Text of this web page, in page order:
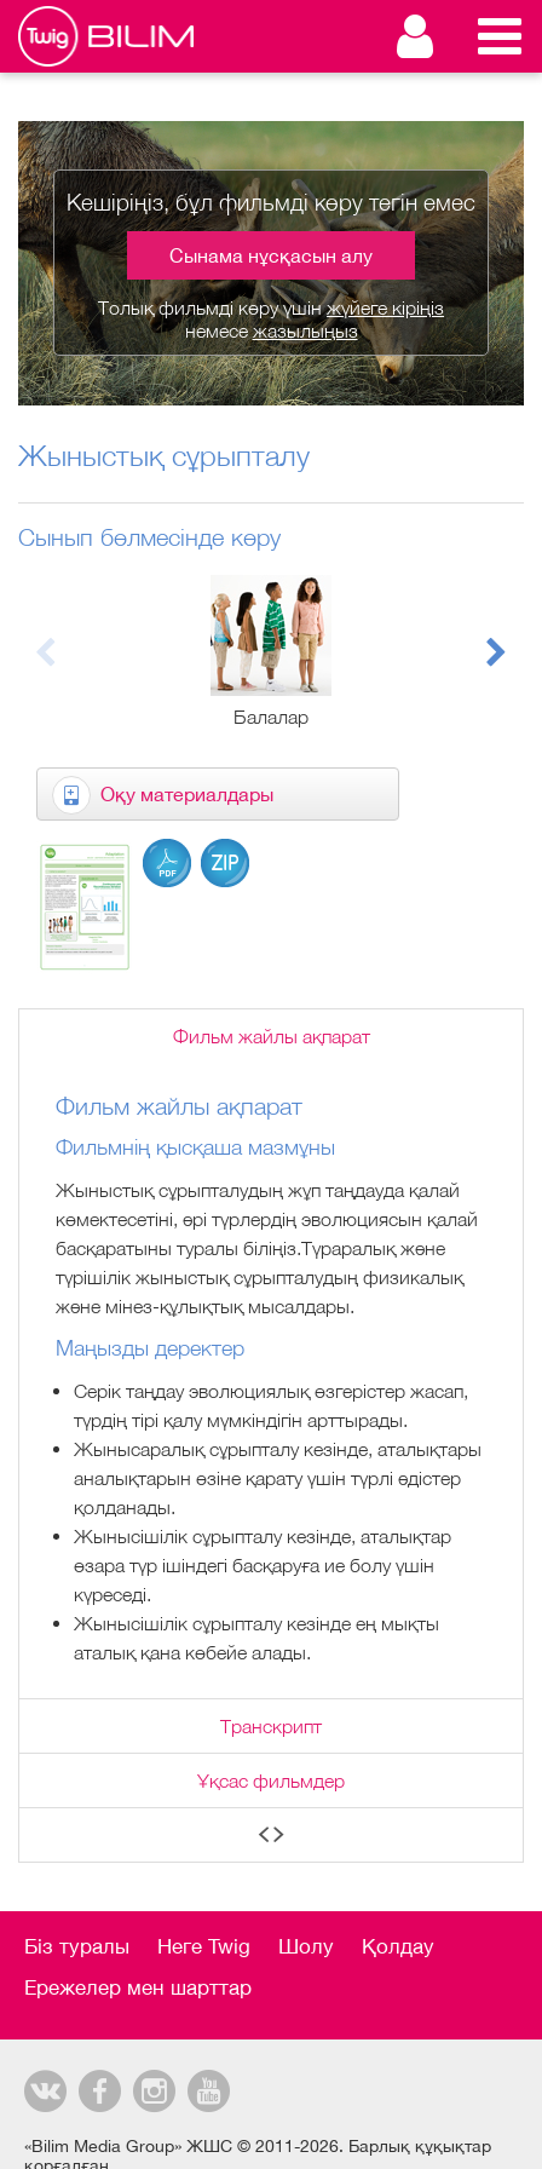
Кешіріңіз, бұл фильмді көру тегін емес
Сынама нұсқасын алу
Толық фильмді көру үшінжүйеге кіріңіз
немесежазылыңыз
Жыныстық сұрыпталу
Сынып бөлмесінде көру
Балалар
Оқу материалдары
Фильм жайлы ақпарат
Фильм жайлы ақпарат
Фильмнің қысқаша мазмұны
Жыныстық сұрыпталудың жұп таңдауда қалай
көмектесетіні, әрі түрлердің эволюциясын қалай
басқаратыны туралы біліңіз.Түраралық және
түрішілік жыныстық сұрыпталудың физикалық
және мінез-құлықтық мысалдары.
Маңызды деректер
Серік таңдау эволюциялық өзгерістер жасап,
түрдің тірі қалу мүмкіндігін арттырады.
Жынысаралық сұрыпталу кезінде, аталықтары
аналықтарын өзіне қарату үшін түрлі әдістер
қолданады.
Жынысішілік сұрыпталу кезінде, аталықтар
өзара түр ішіндегі басқаруға ие болу үшін
күреседі.
Жынысішілік сұрыпталу кезінде ең мықты
аталық қана көбейе алады.
Транскрипт
Ұқсас фильмдер
Біз туралы Неге Twig Шолу
Қолдау
Ережелер мен шарттар
«Bilim Media Group» ЖШС © 2011-2026. Барлық құқықтар